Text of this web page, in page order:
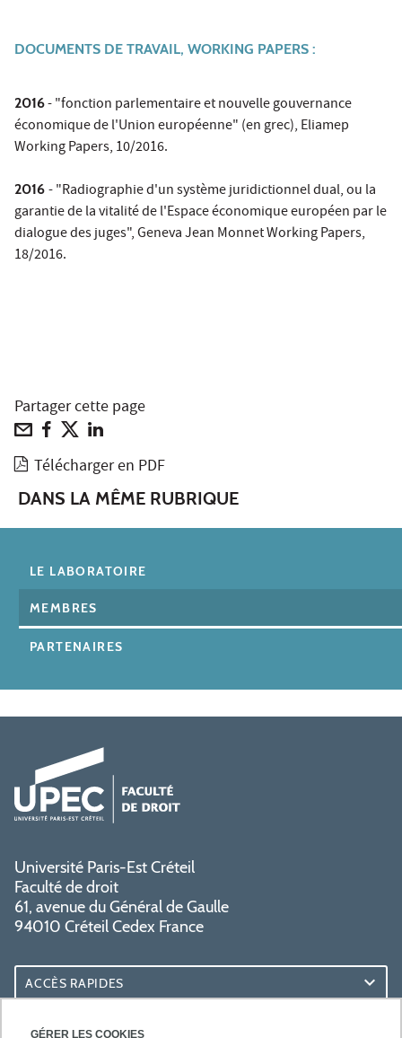
GÉRER LES COOKIES
DOCUMENTS DE TRAVAIL, WORKING PAPERS :
2016- "fonction parlementaire et nouvelle gouvernance
économique de l'Union européenne" (en grec), Eliamep
Working Papers, 10/2016.
2016 - "Radiographie d'un système juridictionnel dual, ou la
garantie de la vitalité de l'Espace économique européen par le
dialogue des juges", Geneva Jean Monnet Working Papers,
18/2016.
Partager cette page
Télécharger en PDF
DANS LA MÊME RUBRIQUE
LE LABORATOIRE
MEMBRES
PARTENAIRES
Université Paris-Est Créteil
Faculté de droit
61, avenue du Général de Gaulle
94010 Créteil Cedex France
ACCÈS RAPIDES
ACCÈS PRATIQUES